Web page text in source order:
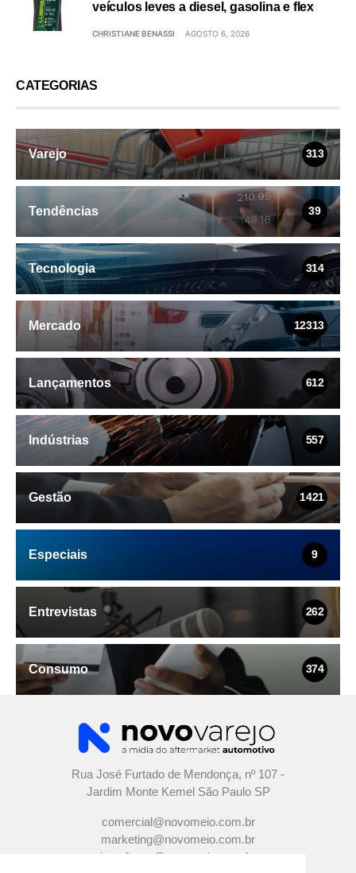
veículos leves a diesel, gasolina e flex
CHRISTIANE BENASSI AGOSTO 6, 2026
CATEGORIAS
Varejo 313
Tendências 39
Tecnologia 314
Mercado 12313
Lançamentos 612
Indústrias 557
Gestão 1421
Especiais 9
Entrevistas 262
Consumo 374
Rua José Furtado de Mendonça, nº 107 -
Jardim Monte Kemel São Paulo SP
comercial@novomeio.com.br
marketing@novomeio.com.br
jornalismo@novomeio.com.br